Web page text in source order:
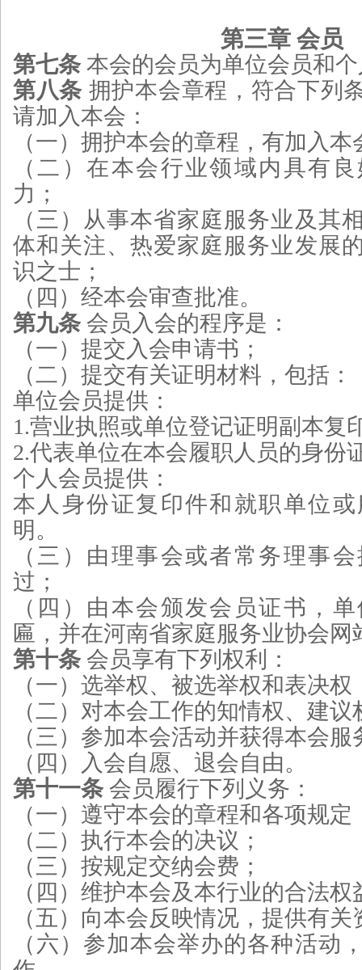
第三章 会员
第七条 本会的会员为单位会员和
第八条 拥护本会章程，符合下列
请加入本会：
（一）拥护本会的章程，有加入
（二）在本会行业领域内具有
力；
（三）从事本省家庭服务业及其
体和关注、热爱家庭服务业发展
识之士；
（四）经本会审查批准。
第九条 会员入会的程序是：
（一）提交入会申请书；
（二）提交有关证明材料，包括：
单位会员提供：
1.营业执照或单位登记证明副本复
2.代表单位在本会履职人员的身份
个人会员提供：
本人身份证复印件和就职单位
明。
（三）由理事会或者常务理事
过；
（四）由本会颁发会员证书，
匾，并在河南省家庭服务业协会网
第十条 会员享有下列权利：
（一）选举权、被选举权和表决权
（二）对本会工作的知情权、建
（三）参加本会活动并获得本会
（四）入会自愿、退会自由。
第十一条 会员履行下列义务：
（一）遵守本会的章程和各项规定
（二）执行本会的决议；
（三）按规定交纳会费；
（四）维护本会及本行业的合法权
（五）向本会反映情况，提供有关
（六）参加本会举办的各种活动